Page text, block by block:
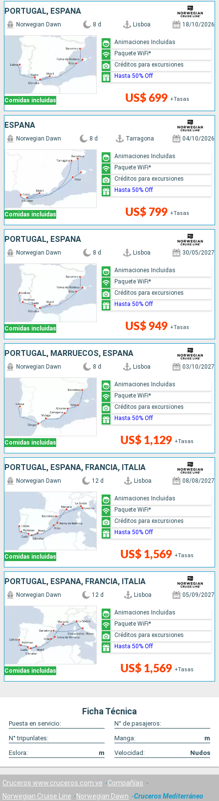
PORTUGAL, ESPAÑA
Comidas incluidas
Norwegian Dawn 8 d Lisboa 18/10/2026
US$ 699 +Tasas
Animaciones Incluidas
Paquete WiFi*
Créditos para excursiones
Hasta 50% Off
ESPAÑA
Comidas incluidas
Norwegian Dawn 8 d Tarragona 04/10/2026
US$ 799 +Tasas
Animaciones Incluidas
Paquete WiFi*
Créditos para excursiones
Hasta 50% Off
PORTUGAL, ESPAÑA
Comidas incluidas
Norwegian Dawn 8 d Lisboa 30/05/2027
US$ 949 +Tasas
Animaciones Incluidas
Paquete WiFi*
Créditos para excursiones
Hasta 50% Off
PORTUGAL, MARRUECOS, ESPAÑA
Comidas incluidas
Norwegian Dawn 8 d Lisboa 03/10/2027
US$ 1,129 +Tasas
Animaciones Incluidas
Paquete WiFi*
Créditos para excursiones
Hasta 50% Off
PORTUGAL, ESPAÑA, FRANCIA, ITALIA
Comidas incluidas
Norwegian Dawn 12 d Lisboa 08/08/2027
US$ 1,569 +Tasas
Animaciones Incluidas
Paquete WiFi*
Créditos para excursiones
Hasta 50% Off
PORTUGAL, ESPAÑA, FRANCIA, ITALIA
Comidas incluidas
Norwegian Dawn 12 d Lisboa 05/09/2027
US$ 1,569 +Tasas
Animaciones Incluidas
Paquete WiFi*
Créditos para excursiones
Hasta 50% Off
Ficha Técnica
Puesta en servicio:
N° de pasajeros:
N° tripunlates:
Manga:
m
Eslora:
m Velocidad: Nudos
Cruceros www.cruceros.com.ve
Compañías
Norwegian Cruise Line
Norwegian Dawn Cruceros Mediterráneo